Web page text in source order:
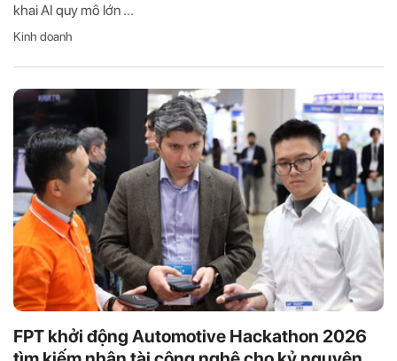
khai AI quy mô lớn ...
Kinh doanh
FPT khởi động Automotive Hackathon 2026